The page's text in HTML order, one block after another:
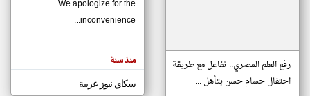
مصادر الأخبار من موريتانيا
اخبار موريتانيا على مدار الساعة
المقالات
الموجوده
هنا عن
رفع العلم المصري.. تفاعل مع طريقة
احتفال حسام حسن بتأهل ...
We apologize for the
inconvenience...
منذ سنة
سكاي نيوز عربية
klyoum.com